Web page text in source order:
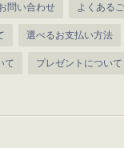
問い合わせ よくある
選べるお支払い方法
て プレゼントについて